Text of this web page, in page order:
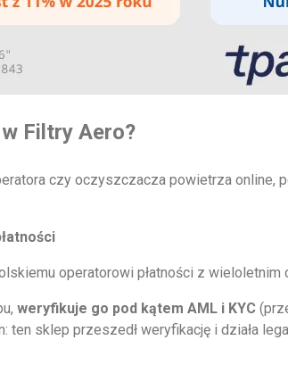
Filtry Aero?
czy oczyszczacza powietrza
operatorowi płatności z wieloletnim
weryfikuje go pod kątem AML i KYC
ten sklep przeszedł weryfikację i działa